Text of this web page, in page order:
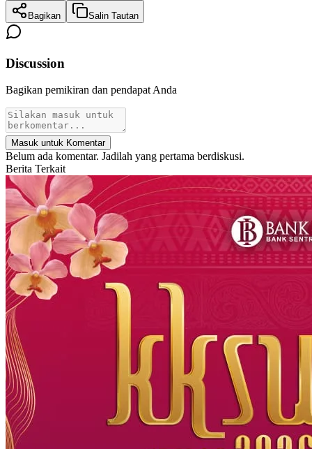
Bagikan Salin Tautan
Discussion
Bagikan pemikiran dan pendapat Anda
Masuk untuk Komentar
Belum ada komentar. Jadilah yang pertama berdiskusi.
Berita Terkait